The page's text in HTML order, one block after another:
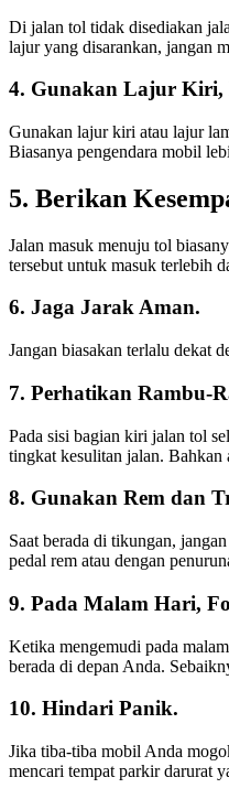
Di jalan tol tidak disediakan
lajur yang disarankan, jangan
4. Gunakan Lajur
Gunakan lajur kiri atau lajur
Biasanya pengendara mobil
5. Berikan
Jalan masuk menuju tol
tersebut untuk masuk terlebih
6. Jaga Jarak Aman.
Jangan biasakan terlalu dekat
7. Perhatikan Rambu-
Pada sisi bagian kiri jalan tol
tingkat kesulitan jalan. Bahkan
8. Gunakan Rem dan
Saat berada di tikungan,
pedal rem atau dengan
9. Pada Malam Hari,
Ketika mengemudi pada
berada di depan Anda.
10. Hindari Panik.
Jika tiba-tiba mobil Anda
mencari tempat parkir darurat